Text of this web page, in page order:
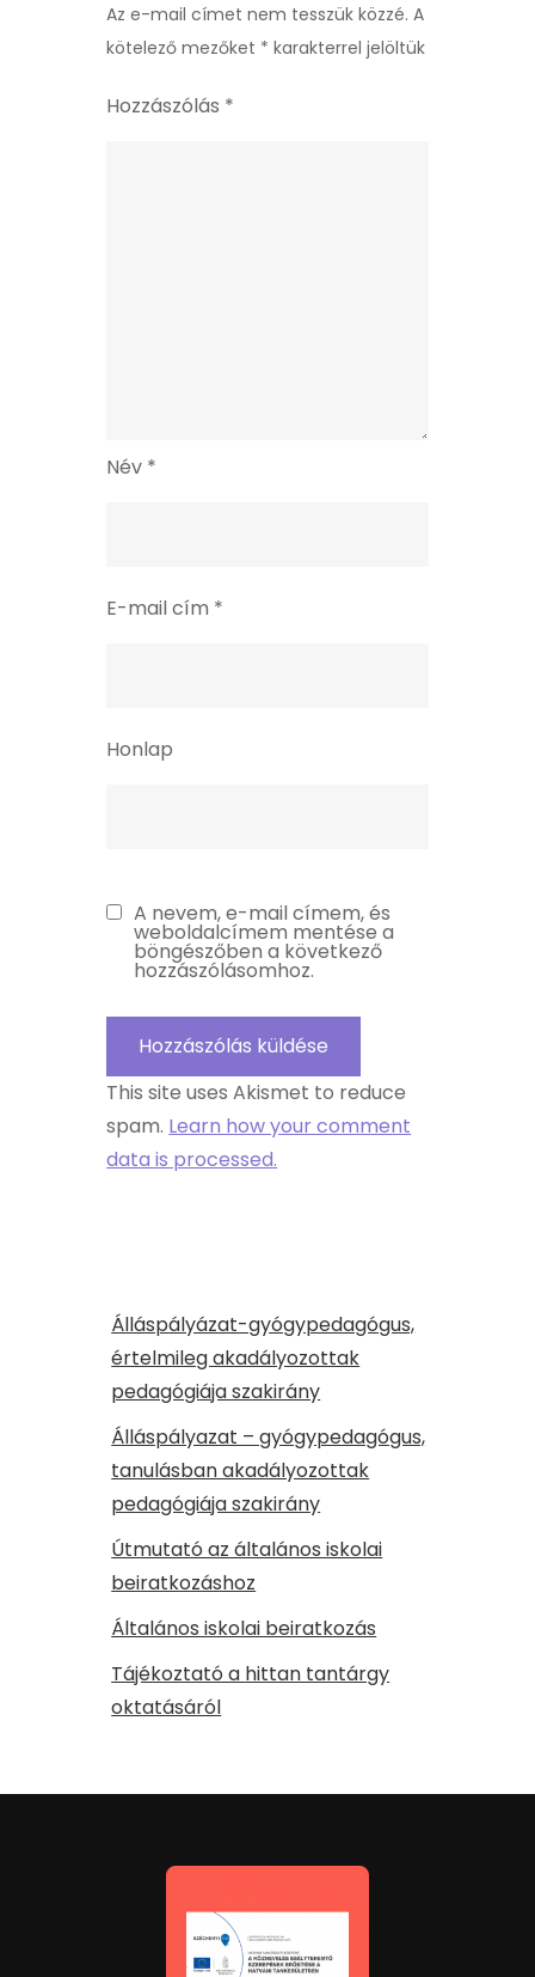
Az e-mail címet nem tesszük közzé. A
kötelező mezőket * karakterrel jelöltük
Hozzászólás *
Név *
E-mail cím *
Honlap
A nevem, e-mail címem, és
weboldalcímem mentése a
böngészőben a következő
hozzászólásomhoz.
This site uses Akismet to reduce
spam. Learn how your comment
data is processed.
Álláspályázat-gyógypedagógus,
értelmileg akadályozottak
pedagógiája szakirány
Álláspályazat – gyógypedagógus,
tanulásban akadályozottak
pedagógiája szakirány
Útmutató az általános iskolai
beiratkozáshoz
Általános iskolai beiratkozás
Tájékoztató a hittan tantárgy
oktatásáról